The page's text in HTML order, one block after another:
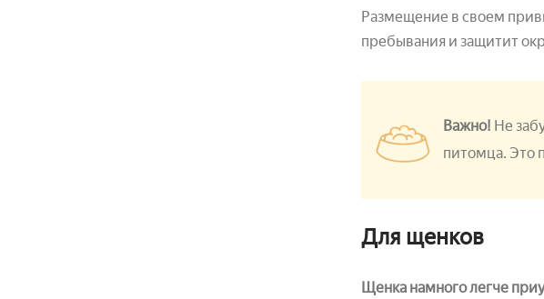
Размещение в своем
пребывания и защитит
Важно! Не
питомца. Это
Для щенков
Щенка намного легче